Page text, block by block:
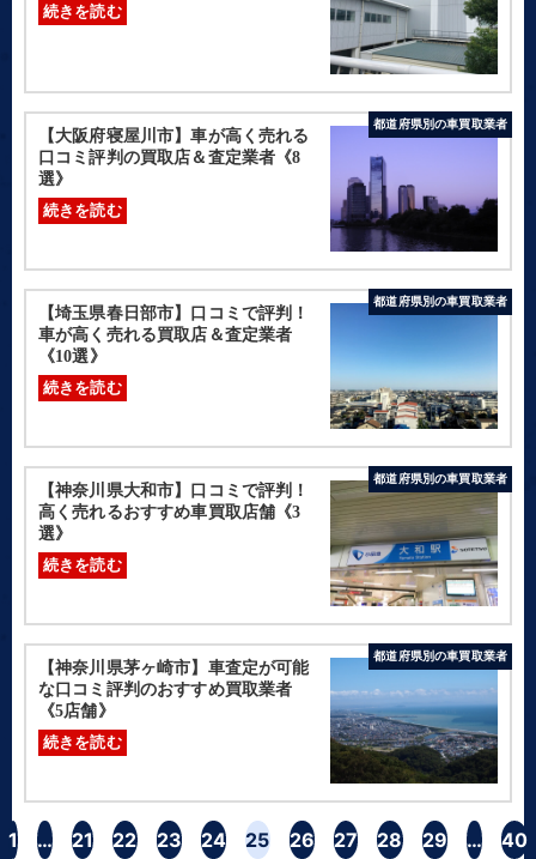
続きを読む
都道府県別の車買取業者
【大阪府寝屋川市】車が高く売れる
口コミ評判の買取店＆査定業者《8
選》
続きを読む
都道府県別の車買取業者
【埼玉県春日部市】口コミで評判！
車が高く売れる買取店＆査定業者
《10選》
続きを読む
都道府県別の車買取業者
【神奈川県大和市】口コミで評判！
高く売れるおすすめ車買取店舗《3
選》
続きを読む
都道府県別の車買取業者
【神奈川県茅ヶ崎市】車査定が可能
な口コミ評判のおすすめ買取業者
《5店舗》
続きを読む
1 … 21 22 23 24 25 26 27 28 29 … 40